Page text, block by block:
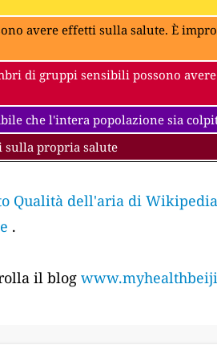
avere effetti sulla salute. È
di gruppi sensibili possono
che l'intera popolazione sia
sulla propria salute
Qualità dell'aria di Wikipedia
.
il blog